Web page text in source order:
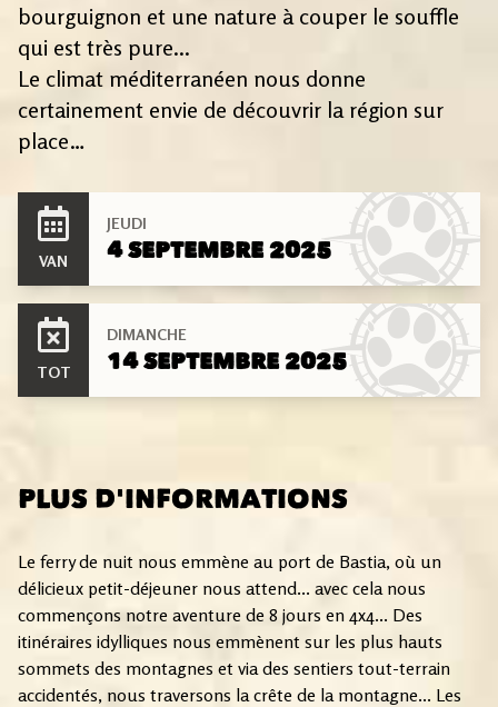
bourguignon et une nature à couper le souffle
qui est très pure...
Le climat méditerranéen nous donne
certainement envie de découvrir la région sur
place…
VAN
JEUDI
4 SEPTEMBRE 2025
TOT
DIMANCHE
14 SEPTEMBRE 2025
PLUS D'INFORMATIONS
Le ferry de nuit nous emmène au port de Bastia, où un
délicieux petit-déjeuner nous attend... avec cela nous
commençons notre aventure de 8 jours en 4x4... Des
itinéraires idylliques nous emmènent sur les plus hauts
sommets des montagnes et via des sentiers tout-terrain
accidentés, nous traversons la crête de la montagne... Les